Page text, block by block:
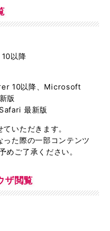
以降
10以降、Microsoft
版
最新版
いただきます。
た際の一部コンテンツ
めご了承ください。
ザ閲覧